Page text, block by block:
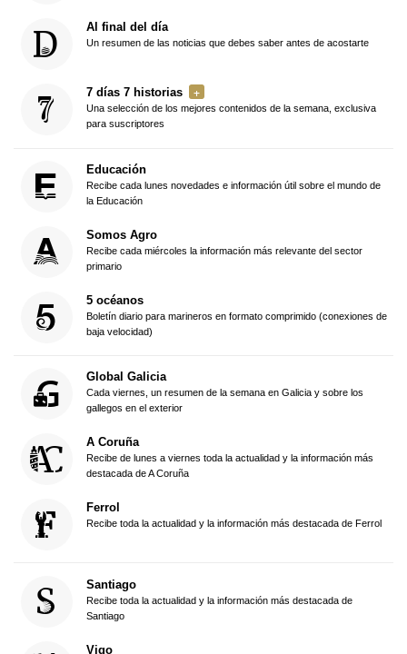
Al final del día
Un resumen de las noticias que debes saber antes de acostarte
7 días 7 historias
Una selección de los mejores contenidos de la semana, exclusiva
para suscriptores
Educación
Recibe cada lunes novedades e información útil sobre el mundo de
la Educación
Somos Agro
Recibe cada miércoles la información más relevante del sector
primario
5 océanos
Boletín diario para marineros en formato comprimido (conexiones de
baja velocidad)
Global Galicia
Cada viernes, un resumen de la semana en Galicia y sobre los
gallegos en el exterior
A Coruña
Recibe de lunes a viernes toda la actualidad y la información más
destacada de A Coruña
Ferrol
Recibe toda la actualidad y la información más destacada de Ferrol
Santiago
Recibe toda la actualidad y la información más destacada de
Santiago
Vigo